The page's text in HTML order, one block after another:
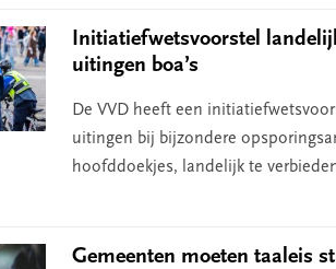
Initiatiefwetsvoorstel
uitingen boa’s
De VVD heeft een
uitingen bij bijzondere
hoofddoekjes, landelijk te
Gemeenten moeten taaleis